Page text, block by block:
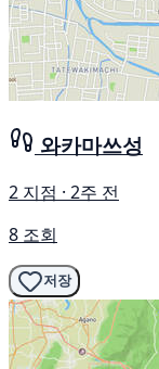
와카마쓰성
2 지점 · 2주 전
8 조회
저장